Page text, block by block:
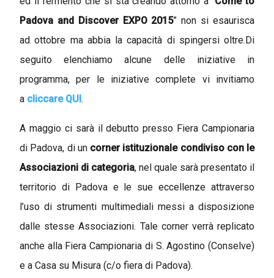
Padova and Discover EXPO 2015” non si esaurisca
ad ottobre ma abbia la capacità di spingersi oltre.Di
seguito elenchiamo alcune delle iniziative in
programma, per le iniziative complete vi invitiamo
a cliccare QUI.
A maggio ci sarà il debutto presso Fiera Campionaria
di Padova, di un corner istituzionale condiviso con le
Associazioni di categoria, nel quale sarà presentato il
territorio di Padova e le sue eccellenze attraverso
l’uso di strumenti multimediali messi a disposizione
dalle stesse Associazioni. Tale corner verrà replicato
anche alla Fiera Campionaria di S. Agostino (Conselve)
e a Casa su Misura (c/o fiera di Padova).